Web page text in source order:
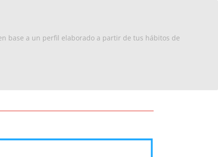
Turismo Contacto
base a un perfil elaborado a partir de tus hábitos de